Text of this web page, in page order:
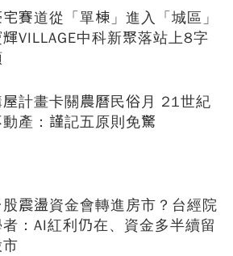
宅賽道從「單棟」進入「城區」
VILLAGE中科新聚落站上8字
屋計畫卡關農曆民俗月 21世紀
產：謹記五原則免驚
股震盪資金會轉進房市？台經院
：AI紅利仍在、資金多半續留
市